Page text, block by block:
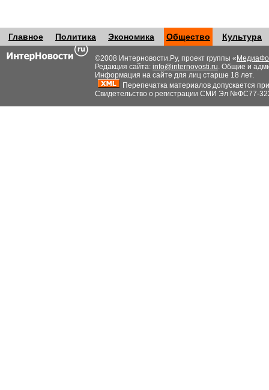
Главное Политика Экономика Общество Культура
©2008 Интерновости.Ру, проект группы «
Редакция сайта: info@internovosti.ru. Общие и
Информация на сайте для лиц старше 18 лет.
Перепечатка материалов допускается
Свидетельство о регистрации СМИ Эл №ФС77-